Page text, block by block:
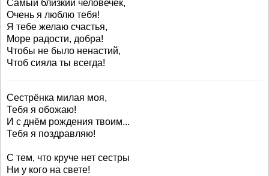
Самый близкий человечек,
Очень я люблю тебя!
Я тебе желаю счастья,
Море радости, добра!
Чтобы не было ненастий,
Чтоб сияла ты всегда!
Сестрёнка милая моя,
Тебя я обожаю!
И с днём рождения твоим...
Тебя я поздравляю!
С тем, что круче нет сестры
Ни у кого на свете!